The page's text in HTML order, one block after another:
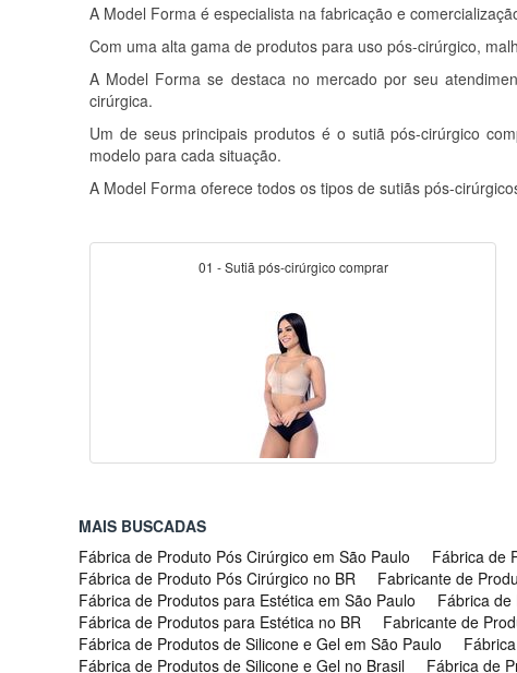
A Model Forma é especialista na fabricação e
Com uma alta gama de produtos para uso pós-cirúrgico,
A Model Forma se destaca no mercado por seu
cirúrgica.
Um de seus principais produtos é o sutiã pós-cirúrgico
modelo para cada situação.
A Model Forma oferece todos os tipos de sutiãs pós-
01 - Sutiã pós-cirúrgico comprar
MAIS BUSCADAS
Fábrica de Produto Pós Cirúrgico em São Paulo
Fábrica de
Fábrica de Produto Pós Cirúrgico no BR
Fabricante de
Fábrica de Produtos para Estética em São Paulo
Fábrica de
Fábrica de Produtos para Estética no BR
Fabricante de
Fábrica de Produtos de Silicone e Gel em São Paulo
Fábrica de Produtos de Silicone e Gel no Brasil
Fábrica de